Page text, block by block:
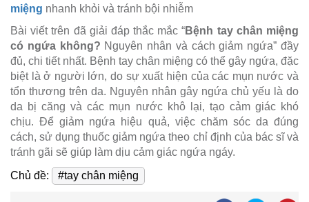
miệng nhanh khỏi và tránh bội nhiễm
Bài viết trên đã giải đáp thắc mắc “Bệnh tay chân miệng
có ngứa không? Nguyên nhân và cách giảm ngứa” đầy
đủ, chi tiết nhất. Bệnh tay chân miệng có thể gây ngứa, đặc
biệt là ở người lớn, do sự xuất hiện của các mụn nước và
tổn thương trên da. Nguyên nhân gây ngứa chủ yếu là do
da bị căng và các mụn nước khô lại, tạo cảm giác khó
chịu. Để giảm ngứa hiệu quả, việc chăm sóc da đúng
cách, sử dụng thuốc giảm ngứa theo chỉ định của bác sĩ và
tránh gãi sẽ giúp làm dịu cảm giác ngứa ngáy.
Chủ đề:
#tay chân miệng